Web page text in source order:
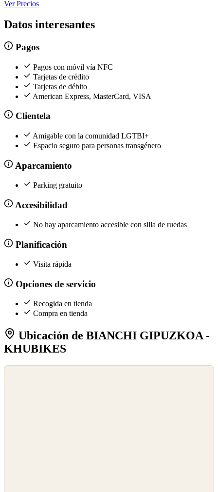
Ver Precios
Datos interesantes
Pagos
Pagos con móvil vía NFC
Tarjetas de crédito
Tarjetas de débito
American Express, MasterCard, VISA
Clientela
Amigable con la comunidad LGTBI+
Espacio seguro para personas transgénero
Aparcamiento
Parking gratuito
Accesibilidad
No hay aparcamiento accesible con silla de ruedas
Planificación
Visita rápida
Opciones de servicio
Recogida en tienda
Compra en tienda
Ubicación de BIANCHI GIPUZKOA -
KHUBIKES